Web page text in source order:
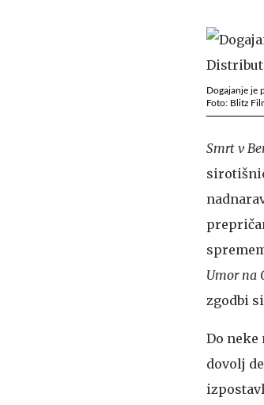
Dogajanje je
Foto: Blitz
Smrt v
Umor na
zgodbi
Do
dovolj